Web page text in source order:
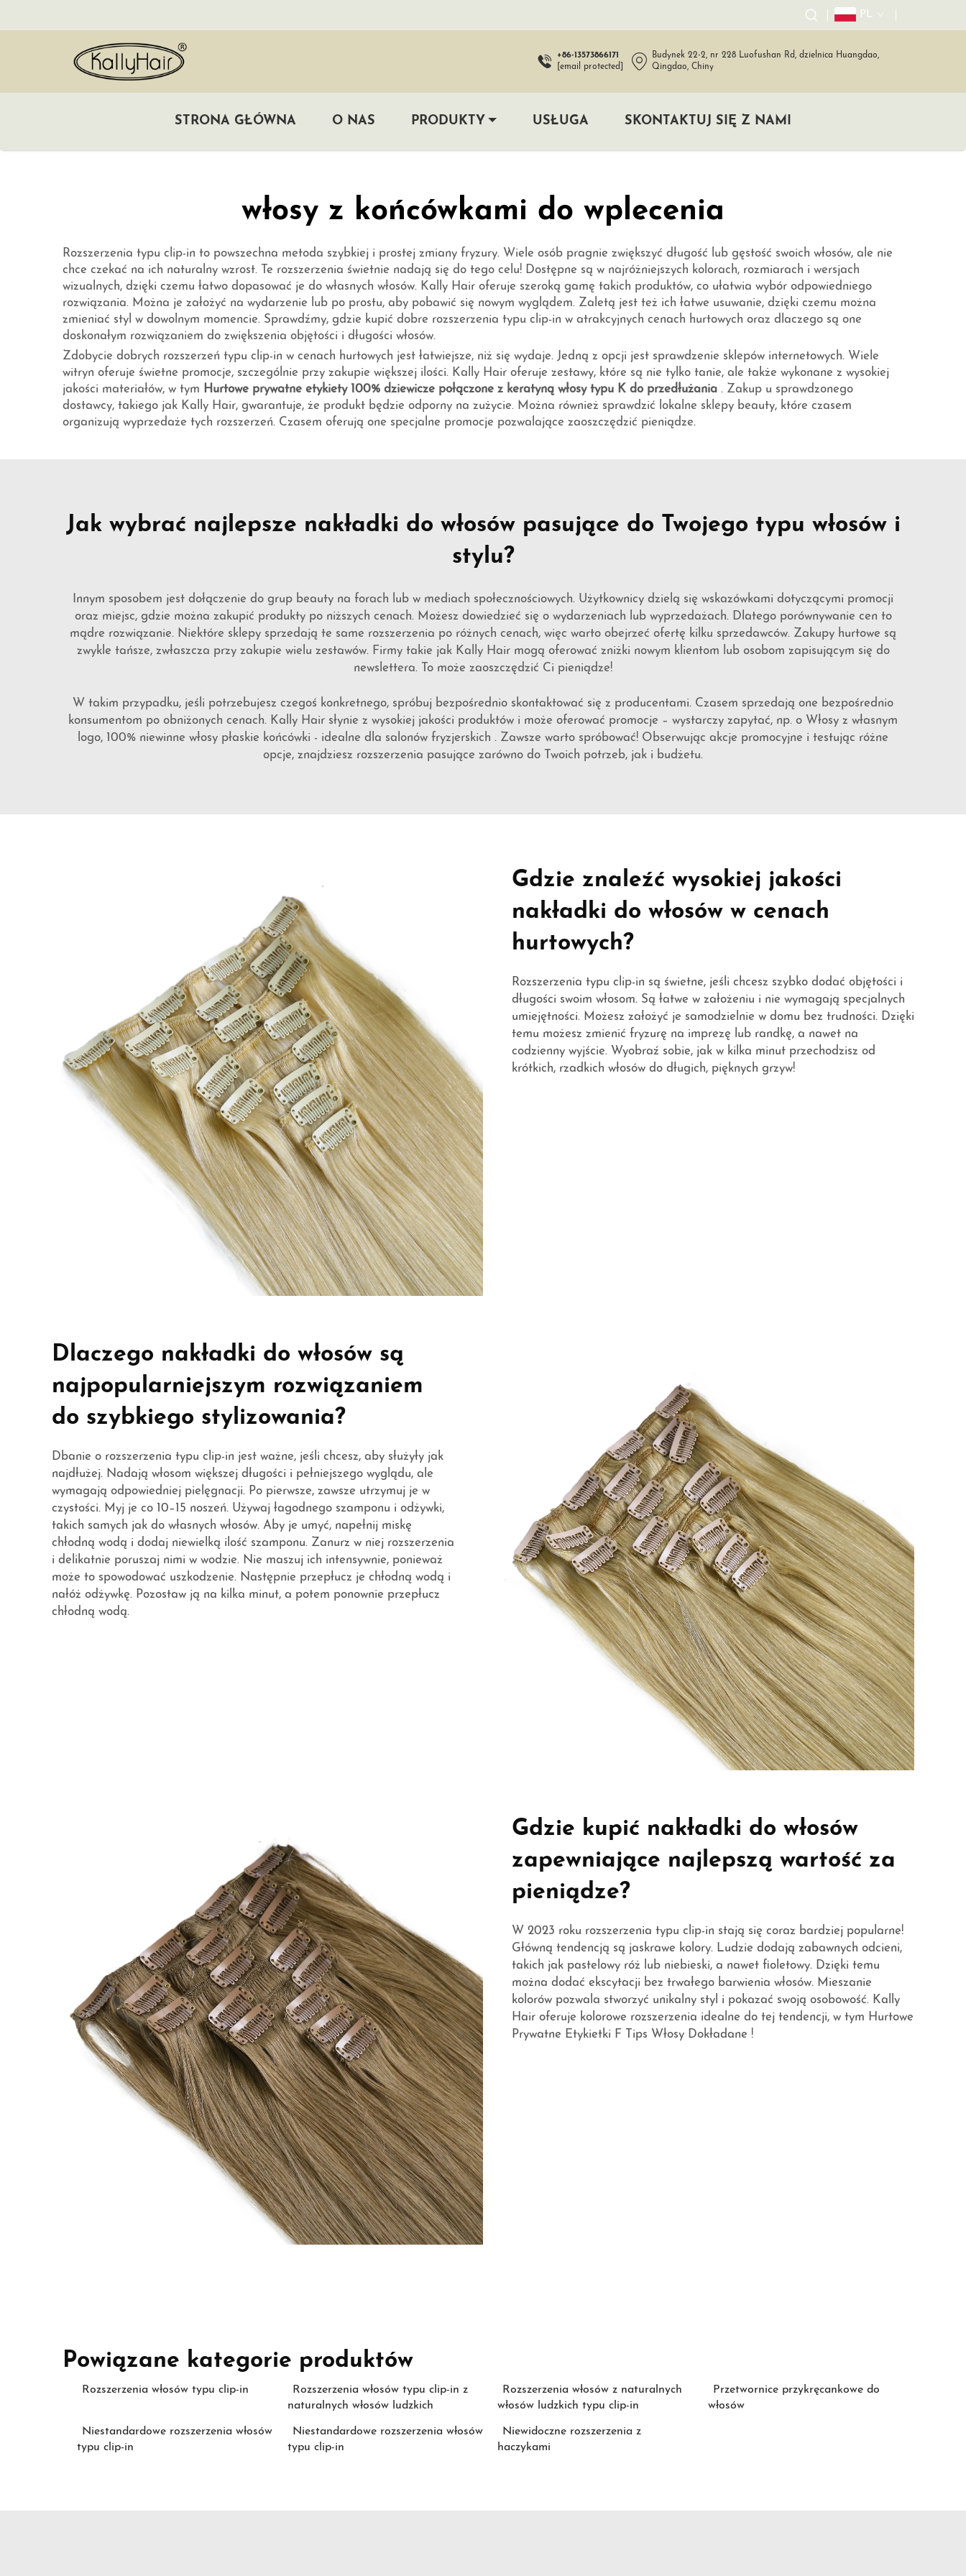
PL
+86-13573866171
[email protected]
Budynek 22-2, nr 228 Luofushan Rd, dzielnica Huangdao,
Qingdao, Chiny
STRONA GŁÓWNA O NAS PRODUKTY USŁUGA SKONTAKTUJ SIĘ Z NAMI
włosy z końcówkami do wplecenia
Rozszerzenia typu clip-in to powszechna metoda szybkiej i prostej zmiany fryzury. Wiele osób pragnie zwiększyć długość lub gęstość swoich włosów, ale nie
chce czekać na ich naturalny wzrost. Te rozszerzenia świetnie nadają się do tego celu! Dostępne są w najróżniejszych kolorach, rozmiarach i wersjach
wizualnych, dzięki czemu łatwo dopasować je do własnych włosów. Kally Hair oferuje szeroką gamę takich produktów, co ułatwia wybór odpowiedniego
rozwiązania. Można je założyć na wydarzenie lub po prostu, aby pobawić się nowym wyglądem. Zaletą jest też ich łatwe usuwanie, dzięki czemu można
zmieniać styl w dowolnym momencie. Sprawdźmy, gdzie kupić dobre rozszerzenia typu clip-in w atrakcyjnych cenach hurtowych oraz dlaczego są one
doskonałym rozwiązaniem do zwiększenia objętości i długości włosów.
Zdobycie dobrych rozszerzeń typu clip-in w cenach hurtowych jest łatwiejsze, niż się wydaje. Jedną z opcji jest sprawdzenie sklepów internetowych. Wiele
witryn oferuje świetne promocje, szczególnie przy zakupie większej ilości. Kally Hair oferuje zestawy, które są nie tylko tanie, ale także wykonane z wysokiej
jakości materiałów, w tym Hurtowe prywatne etykiety 100% dziewicze połączone z keratyną włosy typu K do przedłużania . Zakup u sprawdzonego
dostawcy, takiego jak Kally Hair, gwarantuje, że produkt będzie odporny na zużycie. Można również sprawdzić lokalne sklepy beauty, które czasem
organizują wyprzedaże tych rozszerzeń. Czasem oferują one specjalne promocje pozwalające zaoszczędzić pieniądze.
Jak wybrać najlepsze nakładki do włosów pasujące do Twojego typu włosów i
stylu?
Innym sposobem jest dołączenie do grup beauty na forach lub w mediach społecznościowych. Użytkownicy dzielą się wskazówkami dotyczącymi promocji
oraz miejsc, gdzie można zakupić produkty po niższych cenach. Możesz dowiedzieć się o wydarzeniach lub wyprzedażach. Dlatego porównywanie cen to
mądre rozwiązanie. Niektóre sklepy sprzedają te same rozszerzenia po różnych cenach, więc warto obejrzeć ofertę kilku sprzedawców. Zakupy hurtowe są
zwykle tańsze, zwłaszcza przy zakupie wielu zestawów. Firmy takie jak Kally Hair mogą oferować zniżki nowym klientom lub osobom zapisującym się do
newslettera. To może zaoszczędzić Ci pieniądze!
W takim przypadku, jeśli potrzebujesz czegoś konkretnego, spróbuj bezpośrednio skontaktować się z producentami. Czasem sprzedają one bezpośrednio
konsumentom po obniżonych cenach. Kally Hair słynie z wysokiej jakości produktów i może oferować promocje – wystarczy zapytać, np. o Włosy z własnym
logo, 100% niewinne włosy płaskie końcówki - idealne dla salonów fryzjerskich . Zawsze warto spróbować! Obserwując akcje promocyjne i testując różne
opcje, znajdziesz rozszerzenia pasujące zarówno do Twoich potrzeb, jak i budżetu.
Gdzie znaleźć wysokiej jakości
nakładki do włosów w cenach
hurtowych?
Rozszerzenia typu clip-in są świetne, jeśli chcesz szybko dodać objętości i
długości swoim włosom. Są łatwe w założeniu i nie wymagają specjalnych
umiejętności. Możesz założyć je samodzielnie w domu bez trudności. Dzięki
temu możesz zmienić fryzurę na imprezę lub randkę, a nawet na
codzienny wyjście. Wyobraź sobie, jak w kilka minut przechodzisz od
krótkich, rzadkich włosów do długich, pięknych grzyw!
Dlaczego nakładki do włosów są
najpopularniejszym rozwiązaniem
do szybkiego stylizowania?
Dbanie o rozszerzenia typu clip-in jest ważne, jeśli chcesz, aby służyły jak
najdłużej. Nadają włosom większej długości i pełniejszego wyglądu, ale
wymagają odpowiedniej pielęgnacji. Po pierwsze, zawsze utrzymuj je w
czystości. Myj je co 10–15 noszeń. Używaj łagodnego szamponu i odżywki,
takich samych jak do własnych włosów. Aby je umyć, napełnij miskę
chłodną wodą i dodaj niewielką ilość szamponu. Zanurz w niej rozszerzenia
i delikatnie poruszaj nimi w wodzie. Nie maszuj ich intensywnie, ponieważ
może to spowodować uszkodzenie. Następnie przepłucz je chłodną wodą i
nałóż odżywkę. Pozostaw ją na kilka minut, a potem ponownie przepłucz
chłodną wodą.
Gdzie kupić nakładki do włosów
zapewniające najlepszą wartość za
pieniądze?
W 2023 roku rozszerzenia typu clip-in stają się coraz bardziej popularne!
Główną tendencją są jaskrawe kolory. Ludzie dodają zabawnych odcieni,
takich jak pastelowy róż lub niebieski, a nawet fioletowy. Dzięki temu
można dodać ekscytacji bez trwałego barwienia włosów. Mieszanie
kolorów pozwala stworzyć unikalny styl i pokazać swoją osobowość. Kally
Hair oferuje kolorowe rozszerzenia idealne do tej tendencji, w tym Hurtowe
Prywatne Etykietki F Tips Włosy Dokładane !
Powiązane kategorie produktów
Rozszerzenia włosów typu clip-in
Rozszerzenia włosów typu clip-in z
naturalnych włosów ludzkich
Rozszerzenia włosów z naturalnych
włosów ludzkich typu clip-in
Przetwornice przykręcankowe do
włosów
Niestandardowe rozszerzenia włosów
typu clip-in
Niestandardowe rozszerzenia włosów
typu clip-in
Niewidoczne rozszerzenia z
haczykami